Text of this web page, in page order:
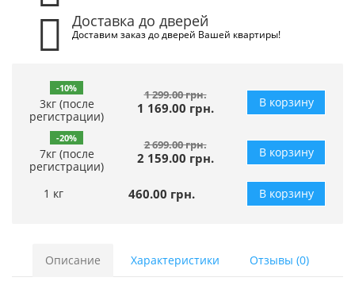
Доставка до дверей
Доставим заказ до дверей Вашей квартиры!
-10%
3кг (после
регистрации)
1 299.00 грн.
1 169.00 грн. В корзину
-20%
7кг (после
регистрации)
2 699.00 грн.
2 159.00 грн. В корзину
1 кг 460.00 грн. В корзину
Описание Характеристики Отзывы (0)